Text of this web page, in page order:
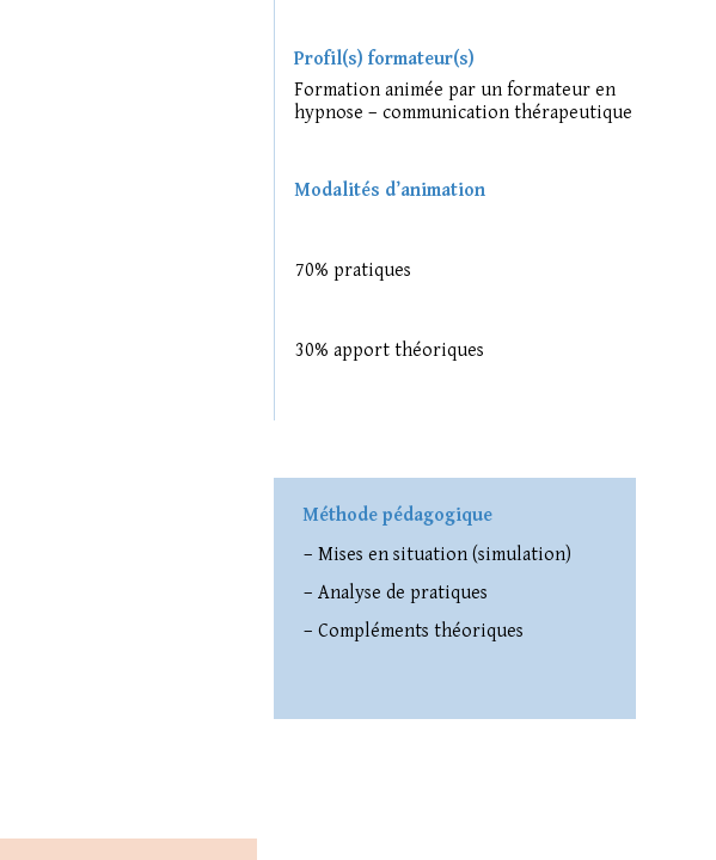
Profil(s) formateur(s)
Formation animée par un formateur en
hypnose – communication thérapeutique
Modalités d’animation
70% pratiques
30% apport théoriques
Méthode pédagogique
– Mises en situation (simulation)
– Analyse de pratiques
– Compléments théoriques